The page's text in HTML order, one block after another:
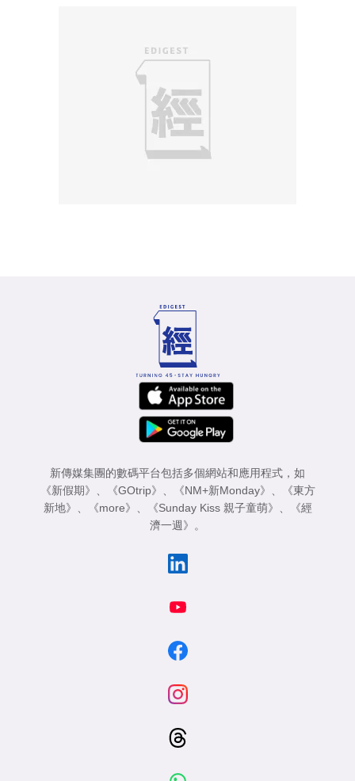
新傳媒集團的數碼平台包括多個網站和應用程式，如
《新假期》
《GOtrip》 《NM+新Monday》
《東方
新地》
《more》 《Sunday Kiss 親子童萌》
《經
濟一週》
。